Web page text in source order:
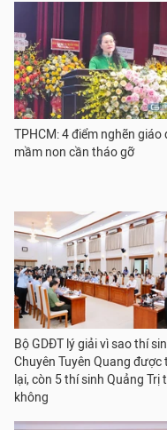
TPHCM: 4 điểm nghẽn giáo
mầm non cần tháo gỡ
Bộ GDĐT lý giải vì sao thí
Chuyên Tuyên Quang được
lại, còn 5 thí sinh Quảng Trị
không